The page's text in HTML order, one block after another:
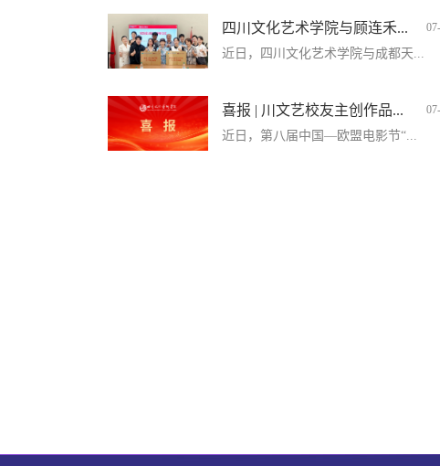
四川文化艺术学院与顾连禾...
近日，四川文化艺术学院与成都天...
喜报 | 川文艺校友主创作品...
近日，第八届中国—欧盟电影节“...